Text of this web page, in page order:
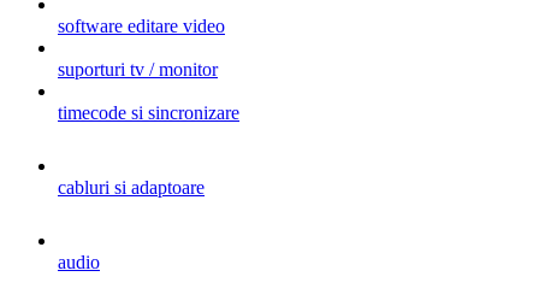
software editare video
suporturi tv / monitor
timecode si sincronizare
cabluri si adaptoare
audio